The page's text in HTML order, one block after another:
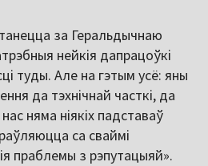
за Геральдычнаю
нейкія дапрацоўкі
туды. Але на гэтым усё: яны
да тэхнічнай часткі, да
няма ніякіх падставаў
са сваймі
праблемы з рэпутацыяй».